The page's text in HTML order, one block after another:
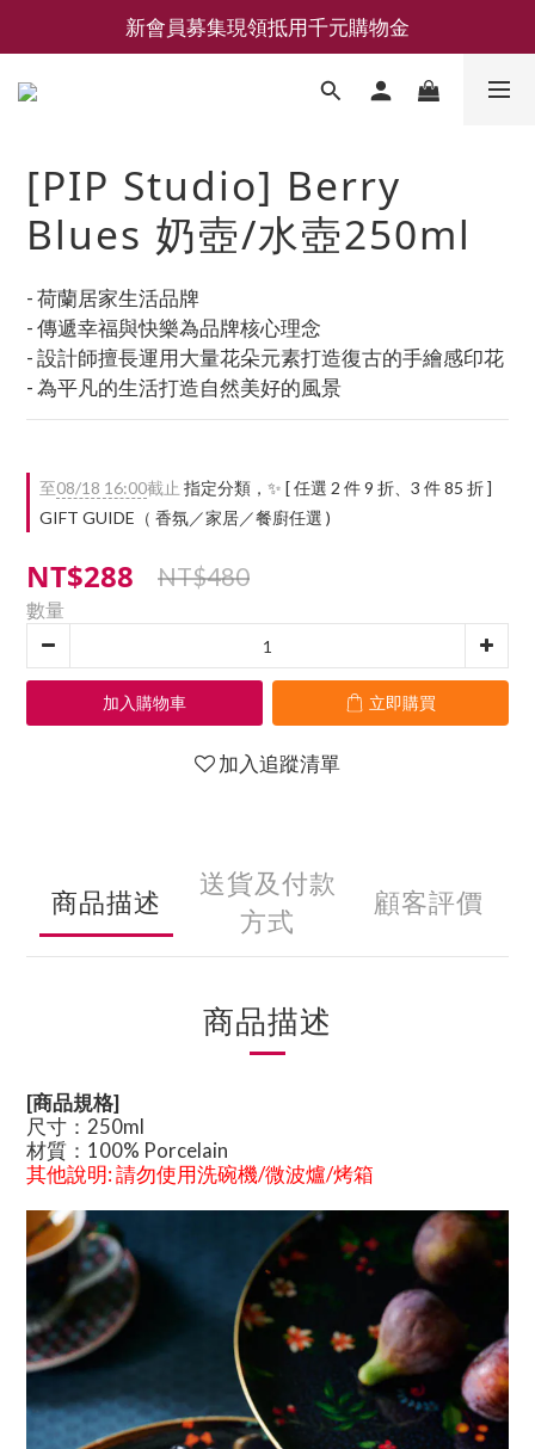
新會員募集現領抵用千元購物金
新會員募集現領抵用千元購物金
LEMAIRE 經典可頌包 NEW ARRIVAL
新會員募集現領抵用千元購物金
[PIP Studio] Berry
Blues 奶壺/水壺250ml
- 荷蘭居家生活品牌
- 傳遞幸福與快樂為品牌核心理念
- 設計師擅長運用大量花朵元素打造復古的手繪感印花
- 為平凡的生活打造自然美好的風景
至08/18 16:00截止 指定分類，✨ [ 任選 2 件 9 折、3 件 85 折 ]
GIFT GUIDE（ 香氛／家居／餐廚任選 )
NT$288 NT$480
數量
加入購物車 立即購買
加入追蹤清單
商品描述
送貨及付款
方式
顧客評價
商品描述
[商品規格]
尺寸：250ml
材質： 100% Porcelain
其他說明:請勿使用洗碗機/微波爐/烤箱